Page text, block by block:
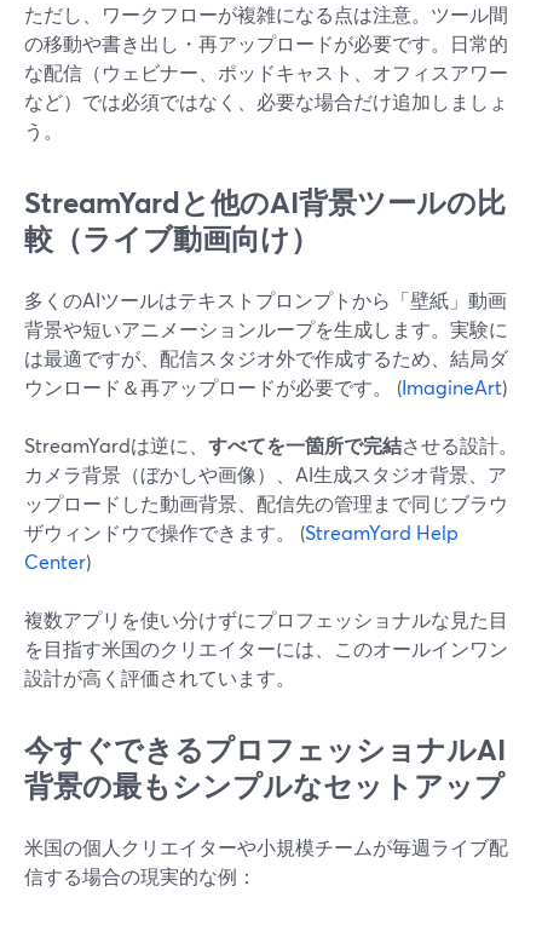
ただし、ワークフローが複雑になる点は注意。ツール間
の移動や書き出し・再アップロードが必要です。日常的
な配信（ウェビナー、ポッドキャスト、オフィスアワー
など）では必須ではなく、必要な場合だけ追加しましょ
う。
StreamYardと他のAI背景ツールの比
較（ライブ動画向け）
多くのAIツールはテキストプロンプトから「壁紙」動画
背景や短いアニメーションループを生成します。実験に
は最適ですが、配信スタジオ外で作成するため、結局ダ
ウンロード＆再アップロードが必要です。 (ImagineArt)
StreamYardは逆に、 すべてを一箇所で完結させる設計。
カメラ背景（ぼかしや画像）、AI生成スタジオ背景、ア
ップロードした動画背景、配信先の管理まで同じブラウ
ザウィンドウで操作できます。 (StreamYard Help
Center)
複数アプリを使い分けずにプロフェッショナルな見た目
を目指す米国のクリエイターには、このオールインワン
設計が高く評価されています。
今すぐできるプロフェッショナルAI
背景の最もシンプルなセットアップ
米国の個人クリエイターや小規模チームが毎週ライブ配
信する場合の現実的な例：